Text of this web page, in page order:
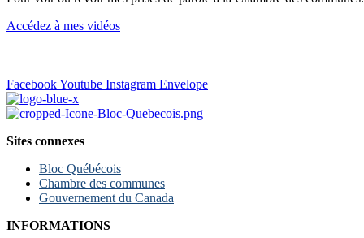
Accédez à mes vidéos
FacebookYoutube Instagram Envelope
Sites connexes
Bloc Québécois
Chambre des communes
Gouvernement du Canada
INFORMATIONS